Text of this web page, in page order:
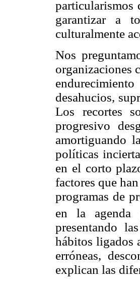
particularismos
garantizar a
culturalmente
Nos
organizaciones
desahucios,
Los recortes
progresivo
amortiguando
políticas
en el corto
factores que
programas de
en la
presentando
hábitos ligados
erróneas,
explican las